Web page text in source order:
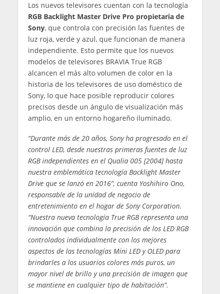
Los nuevos televisores cuentan con la tecnología
RGB Backlight Master Drive Pro propietaria de
Sony, que controla con precisión las fuentes de
luz roja, verde y azul, que funcionan de manera
independiente. Esto permite que los nuevos
modelos de televisores BRAVIA True RGB
alcancen el más alto volumen de color en la
historia de los televisores de uso doméstico de
Sony, lo que hace posible reproducir colores
precisos desde un ángulo de visualización más
amplio, en un entorno hogareño iluminado.
“Durante más de 20 años, Sony ha progresado en el
control LED, desde nuestras primeras fuentes de luz
RGB independientes en el Qualia 005 [2004] hasta
nuestra emblemática tecnología Backlight Master
Drive que se lanzó en 2016”, cuenta Yoshihiro Ono,
responsable de la unidad de negocio de
entretenimiento en el hogar de Sony Corporation.
“Nuestra nueva tecnología True RGB representa una
innovación que combina la precisión de los LED RGB
controlados individualmente con los mejores
aspectos de las tecnologías Mini LED y OLED para
brindarles a los usuarios colores más puros, un
mayor nivel de brillo y una precisión de imagen que
se mantiene en cualquier tipo de habitación”.